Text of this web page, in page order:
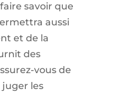
savoir que
aussi
et de la
des
vous de
les